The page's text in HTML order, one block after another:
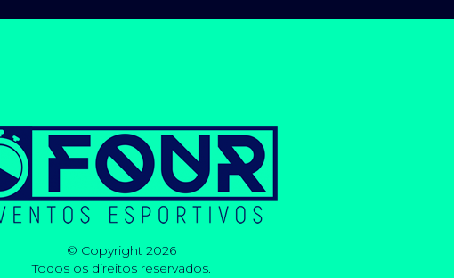
© Copyright 2026
Todos os direitos reservados.